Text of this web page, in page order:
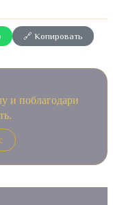
🔗 Копировать
и поблагодари